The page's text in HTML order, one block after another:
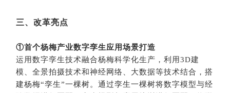
三、改革亮点
①首个杨梅产业数字孪生应用场景打造
运用数字孪生技术融合杨梅科学化生产，利用3D建
模、全景拍摄技术和神经网络、大数据等技术结合，搭
建杨梅“孪生”一棵树。通过孪生一棵树将数字模型与经